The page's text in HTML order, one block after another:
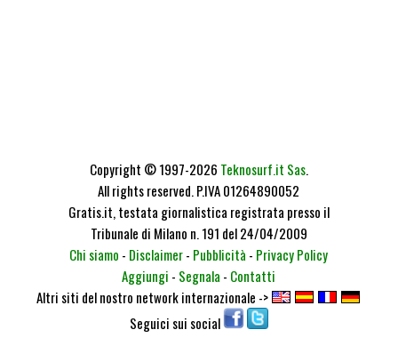
Copyright © 1997-2026 Teknosurf.it Sas.
All rights reserved. P.IVA 01264890052
Gratis.it, testata giornalistica registrata presso il
Tribunale di Milano n. 191 del 24/04/2009
Chi siamo - Disclaimer- Pubblicità - Privacy Policy
Aggiungi - Segnala - Contatti
Altri siti del nostro network internazionale ->
Seguici sui social